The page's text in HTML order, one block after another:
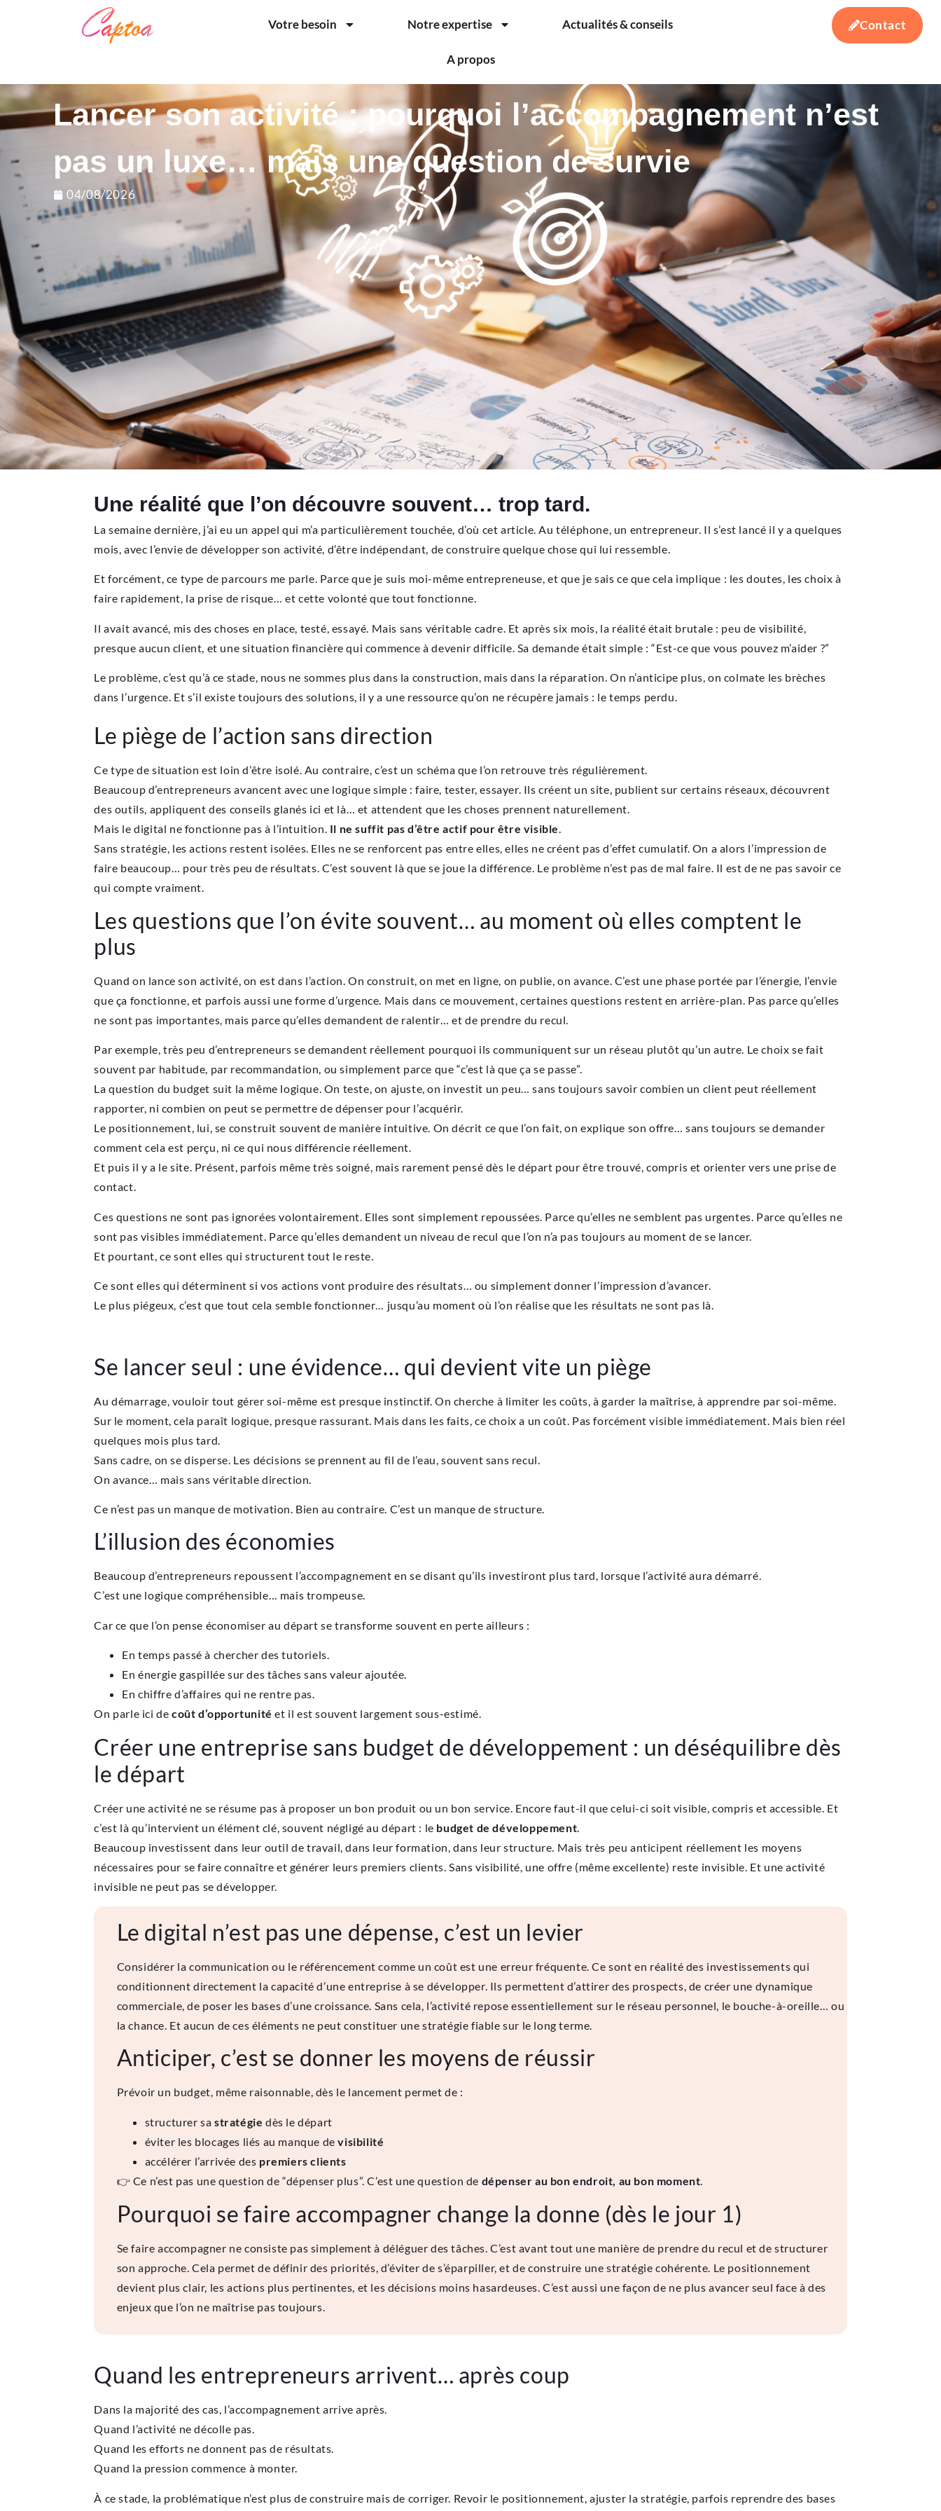
Votre besoin Notre expertise Actualités & conseils
A propos
Contact
Lancer son activité : pourquoi l’accompagnement n’est
pas un luxe… mais une question de survie
04/08/2026
Une réalité que l’on découvre souvent… trop tard.
La semaine dernière, j’ai eu un appel qui m’a particulièrement touchée, d’où cet article. Au téléphone, un entrepreneur. Il s’est lancé il y a quelques
mois, avec l’envie de développer son activité, d’être indépendant, de construire quelque chose qui lui ressemble.
Et forcément, ce type de parcours me parle. Parce que je suis moi-même entrepreneuse, et que je sais ce que cela implique : les doutes, les choix à
faire rapidement, la prise de risque… et cette volonté que tout fonctionne.
Il avait avancé, mis des choses en place, testé, essayé. Mais sans véritable cadre. Et après six mois, la réalité était brutale : peu de visibilité,
presque aucun client, et une situation financière qui commence à devenir difficile. Sa demande était simple : “Est-ce que vous pouvez m’aider ?”
Le problème, c’est qu’à ce stade, nous ne sommes plus dans la construction, mais dans la réparation. On n’anticipe plus, on colmate les brèches
dans l’urgence. Et s’il existe toujours des solutions, il y a une ressource qu’on ne récupère jamais : le temps perdu.
Le piège de l’action sans direction
Ce type de situation est loin d’être isolé. Au contraire, c’est un schéma que l’on retrouve très régulièrement.
Beaucoup d’entrepreneurs avancent avec une logique simple : faire, tester, essayer. Ils créent un site, publient sur certains réseaux, découvrent
des outils, appliquent des conseils glanés ici et là… et attendent que les choses prennent naturellement.
Mais le digital ne fonctionne pas à l’intuition. Il ne suffit pas d’être actif pour être visible.
Sans stratégie, les actions restent isolées. Elles ne se renforcent pas entre elles, elles ne créent pas d’effet cumulatif. On a alors l’impression de
faire beaucoup… pour très peu de résultats. C’est souvent là que se joue la différence. Le problème n’est pas de mal faire. Il est de ne pas savoir ce
qui compte vraiment.
Les questions que l’on évite souvent… au moment où elles comptent le
plus
Quand on lance son activité, on est dans l’action. On construit, on met en ligne, on publie, on avance. C’est une phase portée par l’énergie, l’envie
que ça fonctionne, et parfois aussi une forme d’urgence. Mais dans ce mouvement, certaines questions restent en arrière-plan. Pas parce qu’elles
ne sont pas importantes, mais parce qu’elles demandent de ralentir… et de prendre du recul.
Par exemple, très peu d’entrepreneurs se demandent réellement pourquoi ils communiquent sur un réseau plutôt qu’un autre. Le choix se fait
souvent par habitude, par recommandation, ou simplement parce que “c’est là que ça se passe”.
La question du budget suit la même logique. On teste, on ajuste, on investit un peu… sans toujours savoir combien un client peut réellement
rapporter, ni combien on peut se permettre de dépenser pour l’acquérir.
Le positionnement, lui, se construit souvent de manière intuitive. On décrit ce que l’on fait, on explique son offre… sans toujours se demander
comment cela est perçu, ni ce qui nous différencie réellement.
Et puis il y a le site. Présent, parfois même très soigné, mais rarement pensé dès le départ pour être trouvé, compris et orienter vers une prise de
contact.
Ces questions ne sont pas ignorées volontairement. Elles sont simplement repoussées. Parce qu’elles ne semblent pas urgentes. Parce qu’elles ne
sont pas visibles immédiatement. Parce qu’elles demandent un niveau de recul que l’on n’a pas toujours au moment de se lancer.
Et pourtant, ce sont elles qui structurent tout le reste.
Ce sont elles qui déterminent si vos actions vont produire des résultats… ou simplement donner l’impression d’avancer.
Le plus piégeux, c’est que tout cela semble fonctionner… jusqu’au moment où l’on réalise que les résultats ne sont pas là.
Se lancer seul : une évidence… qui devient vite un piège
Au démarrage, vouloir tout gérer soi-même est presque instinctif. On cherche à limiter les coûts, à garder la maîtrise, à apprendre par soi-même.
Sur le moment, cela paraît logique, presque rassurant. Mais dans les faits, ce choix a un coût. Pas forcément visible immédiatement. Mais bien réel
quelques mois plus tard.
Sans cadre, on se disperse. Les décisions se prennent au fil de l’eau, souvent sans recul.
On avance… mais sans véritable direction.
Ce n’est pas un manque de motivation. Bien au contraire. C’est un manque de structure.
L’illusion des économies
Beaucoup d’entrepreneurs repoussent l’accompagnement en se disant qu’ils investiront plus tard, lorsque l’activité aura démarré.
C’est une logique compréhensible… mais trompeuse.
Car ce que l’on pense économiser au départ se transforme souvent en perte ailleurs :
En temps passé à chercher des tutoriels.
En énergie gaspillée sur des tâches sans valeur ajoutée.
En chiffre d’affaires qui ne rentre pas.
On parle ici de coût d’opportunité et il est souvent largement sous-estimé.
Créer une entreprise sans budget de développement : un déséquilibre dès
le départ
Créer une activité ne se résume pas à proposer un bon produit ou un bon service. Encore faut-il que celui-ci soit visible, compris et accessible. Et
c’est là qu’intervient un élément clé, souvent négligé au départ : le budget de développement
Beaucoup investissent dans leur outil de travail, dans leur formation, dans leur structure. Mais très peu anticipent réellement les moyens
nécessaires pour se faire connaître et générer leurs premiers clients. Sans visibilité, une offre (même excellente) reste invisible. Et une activité
invisible ne peut pas se développer.
Le digital n’est pas une dépense, c’est un levier
Considérer la communication ou le référencement comme un coût est une erreur fréquente. Ce sont en réalité des investissements qui
conditionnent directement la capacité d’une entreprise à se développer. Ils permettent d’attirer des prospects, de créer une dynamique
commerciale, de poser les bases d’une croissance. Sans cela, l’activité repose essentiellement sur le réseau personnel, le bouche-à-oreille… ou
la chance. Et aucun de ces éléments ne peut constituer une stratégie fiable sur le long terme.
Anticiper, c’est se donner les moyens de réussir
Prévoir un budget, même raisonnable, dès le lancement permet de :
structurer sastratégie dès le départ
éviter les blocages liés au manque devisibilité
accélérer l’arrivée des premiers clients
👉 Ce n’est pas une question de “dépenser plus”. C’est une question de dépenser au bon endroit, au bon moment
Pourquoi se faire accompagner change la donne (dès le jour 1)
Se faire accompagner ne consiste pas simplement à déléguer des tâches. C’est avant tout une manière de prendre du recul et de structurer
son approche. Cela permet de définir des priorités, d’éviter de s’éparpiller, et de construire une stratégie cohérente. Le positionnement
devient plus clair, les actions plus pertinentes, et les décisions moins hasardeuses. C’est aussi une façon de ne plus avancer seul face à des
enjeux que l’on ne maîtrise pas toujours.
Quand les entrepreneurs arrivent… après coup
Dans la majorité des cas, l’accompagnement arrive après.
Quand l’activité ne décolle pas.
Quand les efforts ne donnent pas de résultats.
Quand la pression commence à monter.
À ce stade, la problématique n’est plus de construire mais de corriger. Revoir le positionnement, ajuster la stratégie, parfois reprendre des bases